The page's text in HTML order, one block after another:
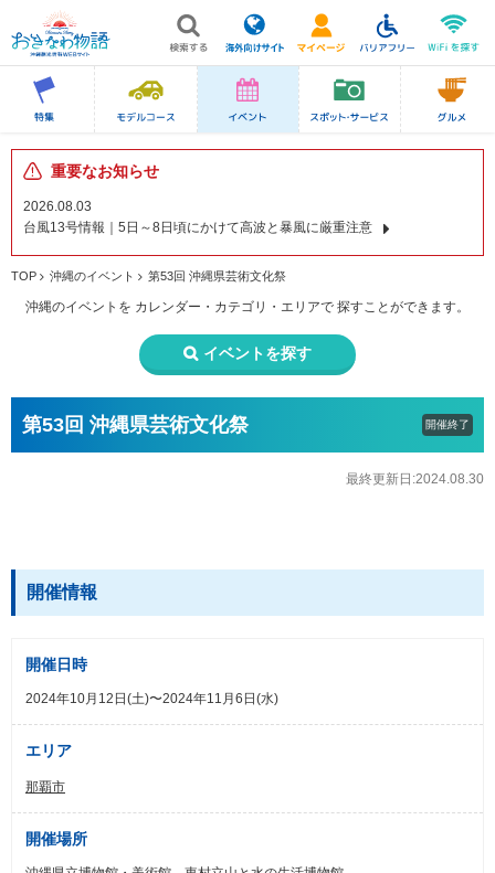
重要なお知らせ
2026.08.03
台風13号情報｜5日～8日頃にかけて高波と暴風に厳重注意
TOP 沖縄のイベント 第53回 沖縄県芸術文化祭
沖縄のイベントを カレンダー・カテゴリ・エリアで 探すことができます。
イベントを探す
第53回 沖縄県芸術文化祭 開催終了
最終更新日:2024.08.30
開催情報
開催日時
2024年10月12日(土)〜2024年11月6日(水)
エリア
那覇市
開催場所